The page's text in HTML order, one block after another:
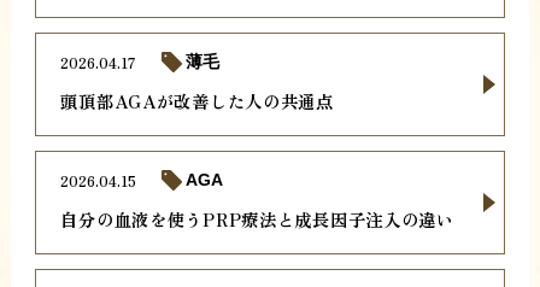
頭頂部AGAが改善した人の共通点
2026.04.17 薄毛
自分の血液を使うPRP療法と成長因子注入の違い
2026.04.15 AGA